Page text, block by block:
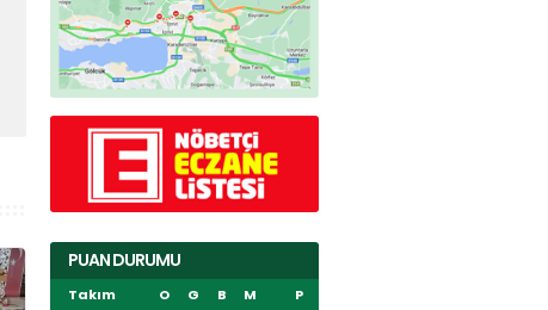
PUAN DURUMU
Takım O G B M
P